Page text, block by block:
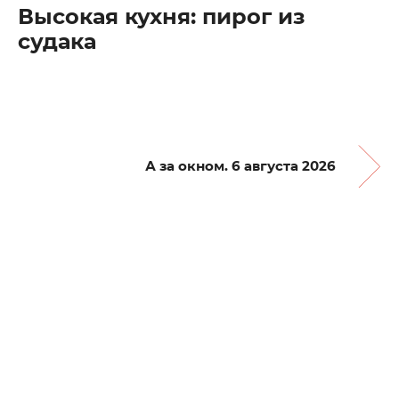
Высокая кухня: пирог из
судака
А за окном. 6 августа 2026